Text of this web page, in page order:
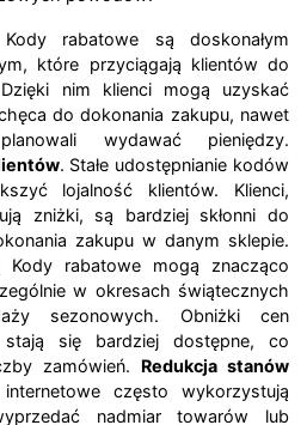
rabatowe są doskonałym
które przyciągają klientów do
nim klienci mogą uzyskać
do dokonania zakupu, nawet
wydawać pieniędzy.
. Stałe udostępnianie kodów
lojalność klientów. Klienci,
zniżki, są bardziej skłonni do
zakupu w danym sklepie.
Kody rabatowe mogą znacząco
w okresach świątecznych
sezonowych. Obniżki cen
się bardziej dostępne, co
zamówień. Redukcja stanów
często wykorzystują
nadmiar towarów lub